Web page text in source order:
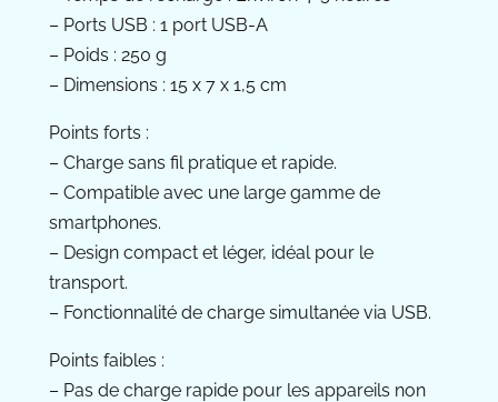
– Ports USB : 1 port USB-A
– Poids : 250 g
– Dimensions : 15 x 7 x 1,5 cm
Points forts :
– Charge sans fil pratique et rapide.
– Compatible avec une large gamme de
smartphones.
– Design compact et léger, idéal pour le
transport.
– Fonctionnalité de charge simultanée via USB.
Points faibles :
– Pas de charge rapide pour les appareils non